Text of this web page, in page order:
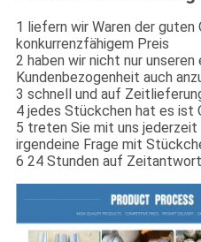
1 liefern wir Waren der guten
konkurrenzfähigem Preis
2 haben wir nicht nur
Kundenbezogenheit auch
3 schnell und auf
4 jedes Stückchen hat es ist
5 treten Sie mit uns jederzeit
irgendeine Frage mit
6 24 Stunden auf Zeitantwort